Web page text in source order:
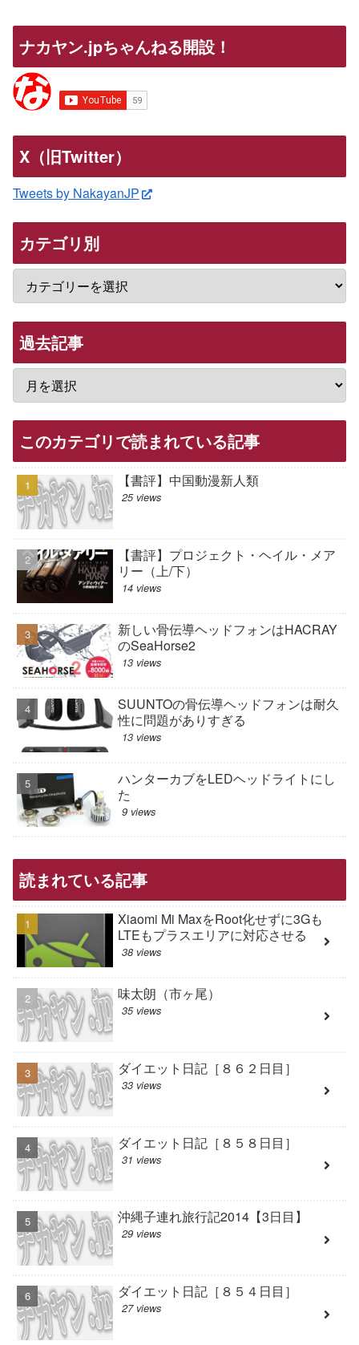
ナカヤン.jpちゃんねる開設！
X（旧Twitter）
Tweets by NakayanJP
カテゴリ別
過去記事
このカテゴリで読まれている記事
【書評】中国動漫新人類
25 views
【書評】プロジェクト・ヘイル・メア
リー（上/下）
14 views
新しい骨伝導ヘッドフォンはHACRAY
のSeaHorse2
13 views
SUUNTOの骨伝導ヘッドフォンは耐久
性に問題がありすぎる
13 views
ハンターカブをLEDヘッドライトにし
た
9 views
読まれている記事
Xiaomi Mi MaxをRoot化せずに3Gも
LTEもプラスエリアに対応させる
38 views
味太朗（市ヶ尾）
35 views
ダイエット日記［８６２日目］
33 views
ダイエット日記［８５８日目］
31 views
沖縄子連れ旅行記2014【3日目】
29 views
ダイエット日記［８５４日目］
27 views